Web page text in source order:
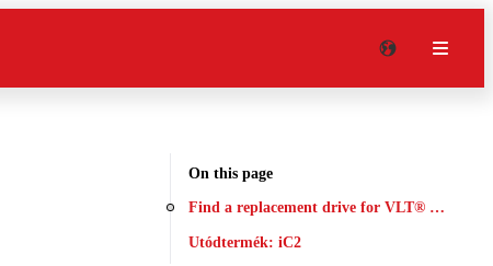
On this page
Find a replacement drive for VLT® Micro
Utódtermék: iC2